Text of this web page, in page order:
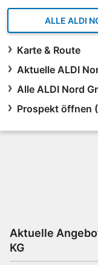
ALLE ALDI
Karte & Route
Aktuelle ALDI
Alle ALDI Nord
Prospekt öffnen
Aktuelle
KG